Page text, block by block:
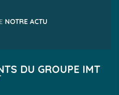
NOTRE ACTU
DU GROUPE IMT